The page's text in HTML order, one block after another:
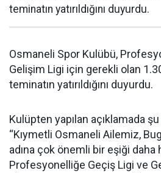
teminatın yatırıldığını duyurdu.
Osmaneli Spor Kulübü,
Gelişim Ligi için gerekli olan
teminatın yatırıldığını duyurdu.
Kulüpten yapılan açıklamada
“Kıymetli Osmaneli Ailemiz,
adına çok önemli bir eşiği daha
Profesyonelliğe Geçiş Ligi ve